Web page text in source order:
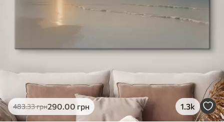
483.33грн290.00 грн 1.3k